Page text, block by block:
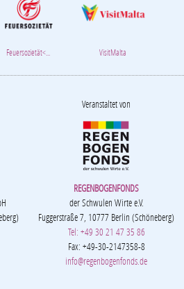
Feuersozietät<... VisitMalta
Veranstaltet von
REGENBOGENFONDS
der Schwulen Wirte e.V.
Fuggerstraße 7, 10777 Berlin (Schöneberg)
Tel: +49 30 21 47 35 86
Fax: +49-30-2147358-8
info@regenbogenfonds.de